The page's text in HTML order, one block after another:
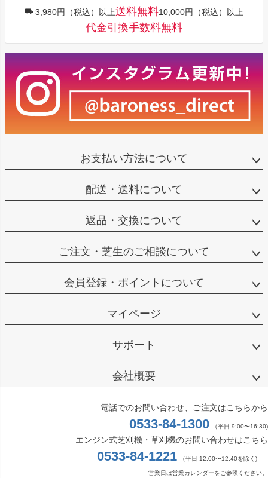
3,980円（税込）以上送料無料10,000円（税込）以上
代金引換手数料無料
お支払い方法について
配送・送料について
返品・交換について
ご注文・芝生のご相談について
会員登録・ポイントについて
マイページ
サポート
会社概要
電話でのお問い合わせ、ご注文はこちらから
0533-84-1300 （平日 9:00〜16:30)
エンジン式芝刈機・草刈機のお問い合わせはこちら
0533-84-1221 （平日 12:00〜12:40を除く)
営業日は営業カレンダーをご参照ください。